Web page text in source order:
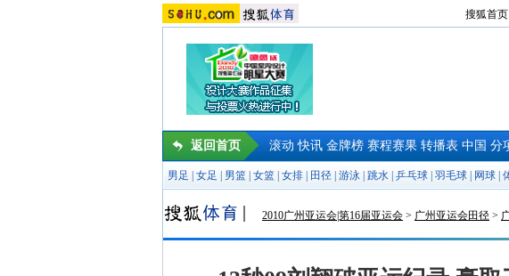
搜狐首页
返回首页 滚动 快讯 金牌榜 赛程赛果 转播表 中国 分
男足 女足 男篮 女篮 女排 田径 游泳 跳水 乒乓球 羽毛球 网球
2010广州亚运会|第16届亚运会 > 广州亚运会田径 >